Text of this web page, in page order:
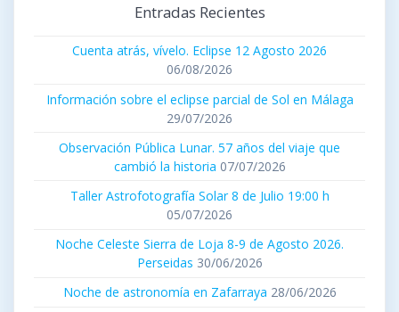
Entradas Recientes
Cuenta atrás, vívelo. Eclipse 12 Agosto 2026
06/08/2026
Información sobre el eclipse parcial de Sol en Málaga
29/07/2026
Observación Pública Lunar. 57 años del viaje que
cambió la historia 07/07/2026
Taller Astrofotografía Solar 8 de Julio 19:00 h
05/07/2026
Noche Celeste Sierra de Loja 8-9 de Agosto 2026.
Perseidas 30/06/2026
Noche de astronomía en Zafarraya 28/06/2026